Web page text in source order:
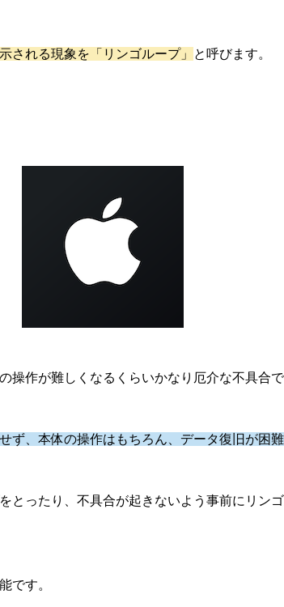
される現象を「リンゴループ」 と呼びます。
操作が難しくなるくらいかなり厄介な不具合で
ず、本体の操作はもちろん、データ復旧が困難
とったり、不具合が起きないよう事前にリン
です。